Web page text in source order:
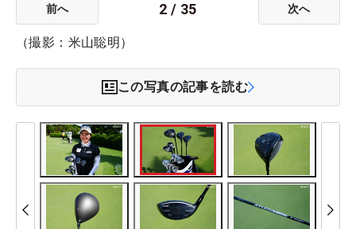
前へ 2 / 35 次へ
（撮影：米山聡明）
この写真の記事を読む